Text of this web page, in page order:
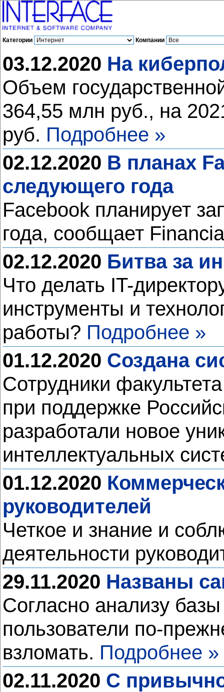
Категории Компании
03.12.2020 На
Объем
364,55 млн руб., на
руб. Подробнее »
02.12.2020 В планах
следующего года
Facebook планирует
года, сообщает
02.12.2020 Битва за
Что делать IT-
инструменты и
работы? Подробнее »
01.12.2020 Создана
Сотрудники
при поддержке
разработали новое
интеллектуальных
01.12.2020
руководителей
Четкое и знание и
деятельности
29.11.2020 Названы
Согласно анализу
пользователи по-
взломать. Подробнее »
02.11.2020 С